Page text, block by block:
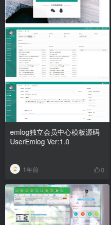
emlog独立会员中心模板源码
UserEmlog Ver:1.0
1年前 0